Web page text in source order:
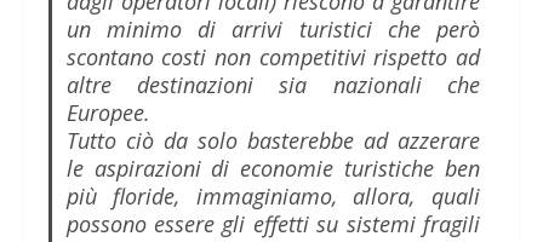
un minimo di arrivi turistici che però
scontano costi non competitivi rispetto ad
altre destinazioni sia nazionali che
Europee.
Tutto ciò da solo basterebbe ad azzerare
le aspirazioni di economie turistiche ben
più floride, immaginiamo, allora, quali
possono essere gli effetti su sistemi fragili